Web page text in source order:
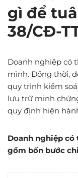
gì để
38/CĐ-
Doanh nghiệp có
mình. Đồng thời,
quy trình kiểm
lưu trữ minh
quy định hiện
Doanh nghiệp
gồm bốn bước